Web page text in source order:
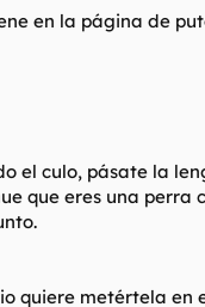
en la página de
el culo, pásate la
que eres una
quiere metértela